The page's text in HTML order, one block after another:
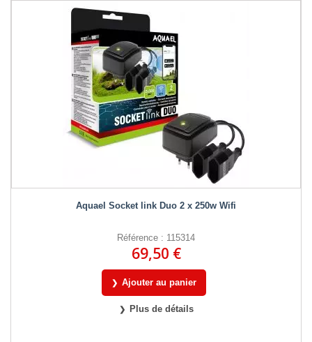
Aquael Socket link Duo 2 x 250w Wifi
Référence : 115314
69,50 €
Ajouter au panier
Plus de détails